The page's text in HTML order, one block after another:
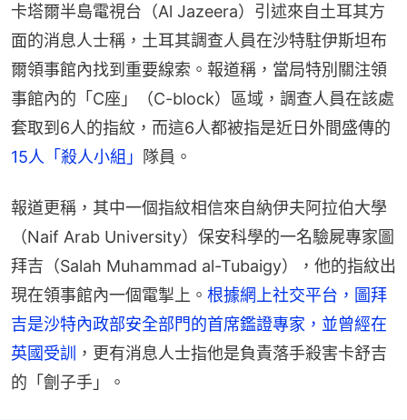
卡塔爾半島電視台（Al Jazeera）引述來自土耳其方
面的消息人士稱，土耳其調查人員在沙特駐伊斯坦布
爾領事館內找到重要線索。報道稱，當局特別關注領
事館內的「C座」（C-block）區域，調查人員在該處
套取到6人的指紋，而這6人都被指是近日外間盛傳的
15人「殺人小組」 隊員。
報道更稱，其中一個指紋相信來自納伊夫阿拉伯大學
（Naif Arab University）保安科學的一名驗屍專家圖
拜吉（Salah Muhammad al-Tubaigy），他的指紋出
現在領事館內一個電掣上。 根據網上社交平台，圖拜
吉是沙特內政部安全部門的首席鑑證專家，並曾經在
英國受訓 ，更有消息人士指他是負責落手殺害卡舒吉
的「劊子手」。